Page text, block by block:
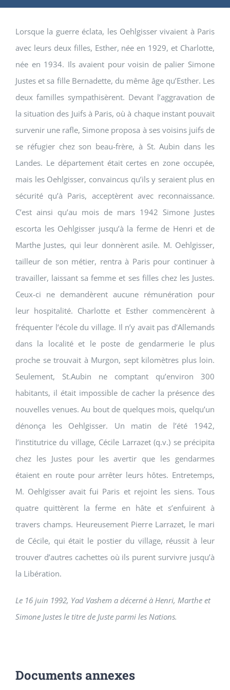
Lorsque la guerre éclata, les Oehlgisser vivaient à Paris
avec leurs deux filles, Esther, née en 1929, et Charlotte,
née en 1934. Ils avaient pour voisin de palier Simone
Justes et sa fille Bernadette, du même âge qu’Esther. Les
deux familles sympathisèrent. Devant l’aggravation de
la situation des Juifs à Paris, où à chaque instant pouvait
survenir une rafle, Simone proposa à ses voisins juifs de
se réfugier chez son beau-frère, à St. Aubin dans les
Landes. Le département était certes en zone occupée,
mais les Oehlgisser, convaincus qu’ils y seraient plus en
sécurité qu’à Paris, acceptèrent avec reconnaissance.
C’est ainsi qu’au mois de mars 1942 Simone Justes
escorta les Oehlgisser jusqu’à la ferme de Henri et de
Marthe Justes, qui leur donnèrent asile. M. Oehlgisser,
tailleur de son métier, rentra à Paris pour continuer à
travailler, laissant sa femme et ses filles chez les Justes.
Ceux-ci ne demandèrent aucune rémunération pour
leur hospitalité. Charlotte et Esther commencèrent à
fréquenter l’école du village. Il n’y avait pas d’Allemands
dans la localité et le poste de gendarmerie le plus
proche se trouvait à Murgon, sept kilomètres plus loin.
Seulement, St.Aubin ne comptant qu’environ 300
habitants, il était impossible de cacher la présence des
nouvelles venues. Au bout de quelques mois, quelqu’un
dénonça les Oehlgisser. Un matin de l’été 1942,
l’institutrice du village, Cécile Larrazet (q.v.) se précipita
chez les Justes pour les avertir que les gendarmes
étaient en route pour arrêter leurs hôtes. Entretemps,
M. Oehlgisser avait fui Paris et rejoint les siens. Tous
quatre quittèrent la ferme en hâte et s’enfuirent à
travers champs. Heureusement Pierre Larrazet, le mari
de Cécile, qui était le postier du village, réussit à leur
trouver d’autres cachettes où ils purent survivre jusqu’à
la Libération.
Le 16 juin 1992, Yad Vashem a décerné à Henri, Marthe et
Simone Justes le titre de Juste parmi les Nations.
Documents annexes